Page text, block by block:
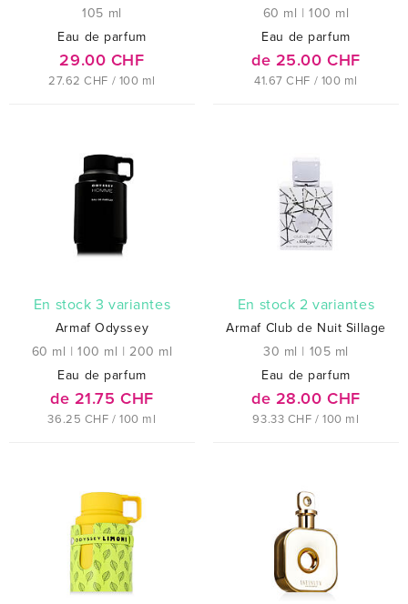
105 ml
Eau de parfum
29.00 CHF
27.62 CHF / 100 ml
60 ml |100 ml
Eau de parfum
de 25.00 CHF
41.67 CHF / 100 ml
En stock 3 variantes
Armaf Odyssey
60 ml |100 ml |200 ml
Eau de parfum
de 21.75 CHF
36.25 CHF / 100 ml
En stock 2 variantes
Armaf Club de Nuit Sillage
30 ml | 105 ml
Eau de parfum
de 28.00 CHF
93.33 CHF / 100 ml